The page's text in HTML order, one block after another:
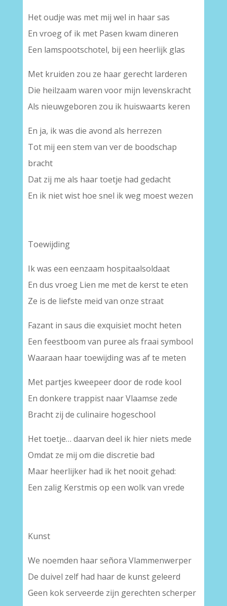
Het oudje was met mij wel in haar sas
En vroeg of ik met Pasen kwam dineren
Een lamspootschotel, bij een heerlijk glas
Met kruiden zou ze haar gerecht larderen
Die heilzaam waren voor mijn levenskracht
Als nieuwgeboren zou ik huiswaarts keren
En ja, ik was die avond als herrezen
Tot mij een stem van ver de boodschap
bracht
Dat zij me als haar toetje had gedacht
En ik niet wist hoe snel ik weg moest wezen
Toewijding
Ik was een eenzaam hospitaalsoldaat
En dus vroeg Lien me met de kerst te eten
Ze is de liefste meid van onze straat
Fazant in saus die exquisiet mocht heten
Een feestboom van puree als fraai symbool
Waaraan haar toewijding was af te meten
Met partjes kweepeer door de rode kool
En donkere trappist naar Vlaamse zede
Bracht zij de culinaire hogeschool
Het toetje… daarvan deel ik hier niets mede
Omdat ze mij om die discretie bad
Maar heerlijker had ik het nooit gehad:
Een zalig Kerstmis op een wolk van vrede
Kunst
We noemden haar señora Vlammenwerper
De duivel zelf had haar de kunst geleerd
Geen kok serveerde zijn gerechten scherper